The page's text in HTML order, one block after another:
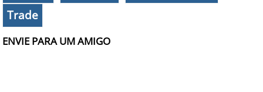
Trade
ENVIE PARA UM AMIGO